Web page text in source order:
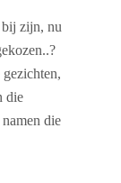
zijn, nu
die
die